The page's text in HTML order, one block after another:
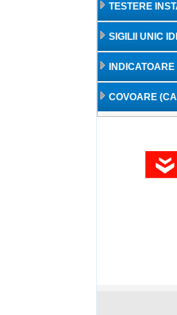
TESTERE
SIGILII UNIC
COVOARE